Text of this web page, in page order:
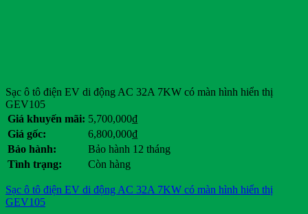
Sạc ô tô điện EV di động AC 32A 7KW có màn hình hiển thị
GEV105
Giá khuyến mãi: 5,700,000₫
Giá gốc:
6,800,000₫
Bảo hành:
Bảo hành 12 tháng
Tình trạng:
Còn hàng
Sạc ô tô điện EV di động AC 32A 7KW có màn hình hiển thị
GEV105